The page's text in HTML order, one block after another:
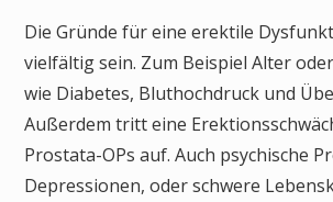
Die Gründe für eine erektile
vielfältig sein. Zum Beispiel Alter
wie Diabetes, Bluthochdruck und
Außerdem tritt eine
Prostata-OPs auf. Auch psychische
Depressionen, oder schwere